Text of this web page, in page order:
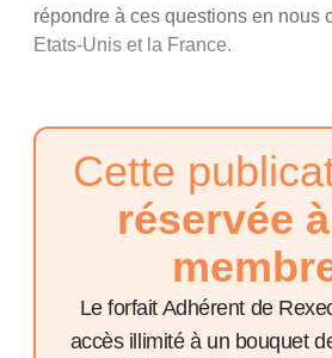
répondre à ces questions en nous
Etats-Unis et la France.
Cette
réservée
Le forfait Adhérent de
accès illimité à un bouquet